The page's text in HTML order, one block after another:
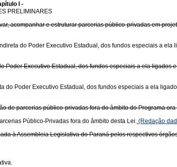
I -
PRELIMINARES
acompanhar e estruturar parcerias público-privadas em
do Poder Executivo Estadual, dos fundos especiais a
Executivo Estadual, dos fundos especiais a ela ligados
Poder Executivo Estadual, dos fundos especiais a ela
de parcerias público-privadas fora do âmbito do Programa
Público-Privadas fora do âmbito desta Lei. (Redação
à Assembleia Legislativa do Paraná pelos respectivos